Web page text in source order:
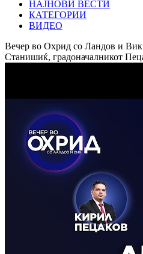
НАЈНОВИ ВЕСТИ
КАТЕГОРИИ
ВИДЕО
Вечер во Охрид со Ландов и
Станишиќ, градоначалникот